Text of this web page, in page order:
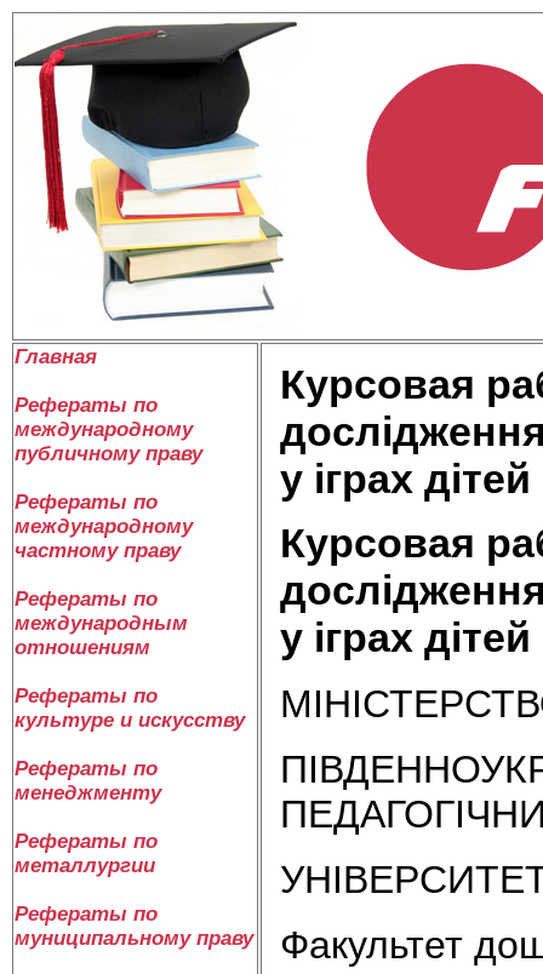
Главная
Рефераты по
международному
публичному праву
Рефераты по
международному
частному праву
Рефераты по
международным
отношениям
Рефераты по
культуре и искусству
Рефераты по
менеджменту
Рефераты по
металлургии
Рефераты по
муниципальному праву
Курсовая
у іграх дітей
Курсовая
у іграх дітей
Факультет